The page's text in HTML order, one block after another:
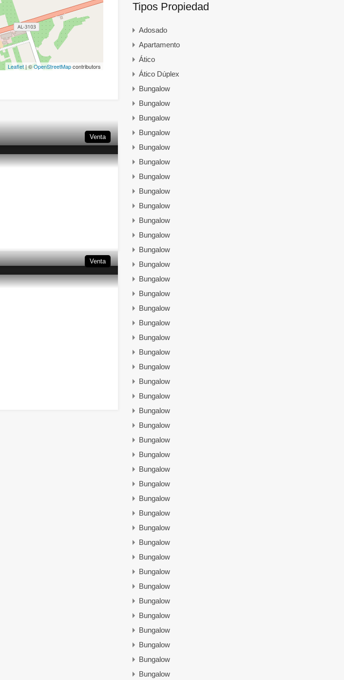
Leaflet| ©OpenStreetMapcontributors
Venta
Venta
Tipos Propiedad
Adosado
Apartamento
Ático
Ático Dúplex
Bungalow
Bungalow
Bungalow
Bungalow
Bungalow
Bungalow
Bungalow
Bungalow
Bungalow
Bungalow
Bungalow
Bungalow
Bungalow
Bungalow
Bungalow
Bungalow
Bungalow
Bungalow
Bungalow
Bungalow
Bungalow
Bungalow
Bungalow
Bungalow
Bungalow
Bungalow
Bungalow
Bungalow
Bungalow
Bungalow
Bungalow
Bungalow
Bungalow
Bungalow
Bungalow
Bungalow
Bungalow
Bungalow
Bungalow
Bungalow
Bungalow